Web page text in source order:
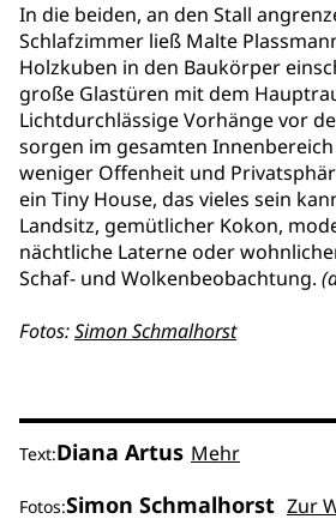
In die beiden, an den Stall
Schlafzimmer ließ Malte
Holzkuben in den Baukörper
große Glastüren mit dem
Lichtdurchlässige Vorhänge vor
sorgen im gesamten
weniger Offenheit und
ein Tiny House, das vieles sein
Landsitz, gemütlicher Kokon,
nächtliche Laterne oder
Schaf- und Wolkenbeobachtung.
Fotos:Simon Schmalhorst
Text:Diana Artus Mehr
Fotos:Simon Schmalhorst Zur